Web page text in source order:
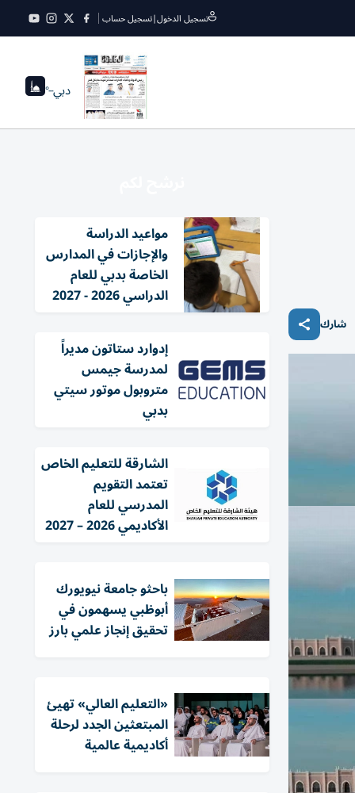
تسجيل الدخول|تسجيل حساب
دبي--°
شارك
مواعيد الدراسة
والإجازات في المدارس
الخاصة بدبي للعام
الدراسي 2026 - 2027
إدوارد ستاتون مديراً
لمدرسة جيمس
متروبول موتور سيتي
بدبي
الشارقة للتعليم الخاص
تعتمد التقويم
المدرسي للعام
الأكاديمي 2026 – 2027
باحثو جامعة نيويورك
أبوظبي يسهمون في
تحقيق إنجاز علمي بارز
«التعليم العالي» تهيئ
المبتعثين الجدد لرحلة
أكاديمية عالمية